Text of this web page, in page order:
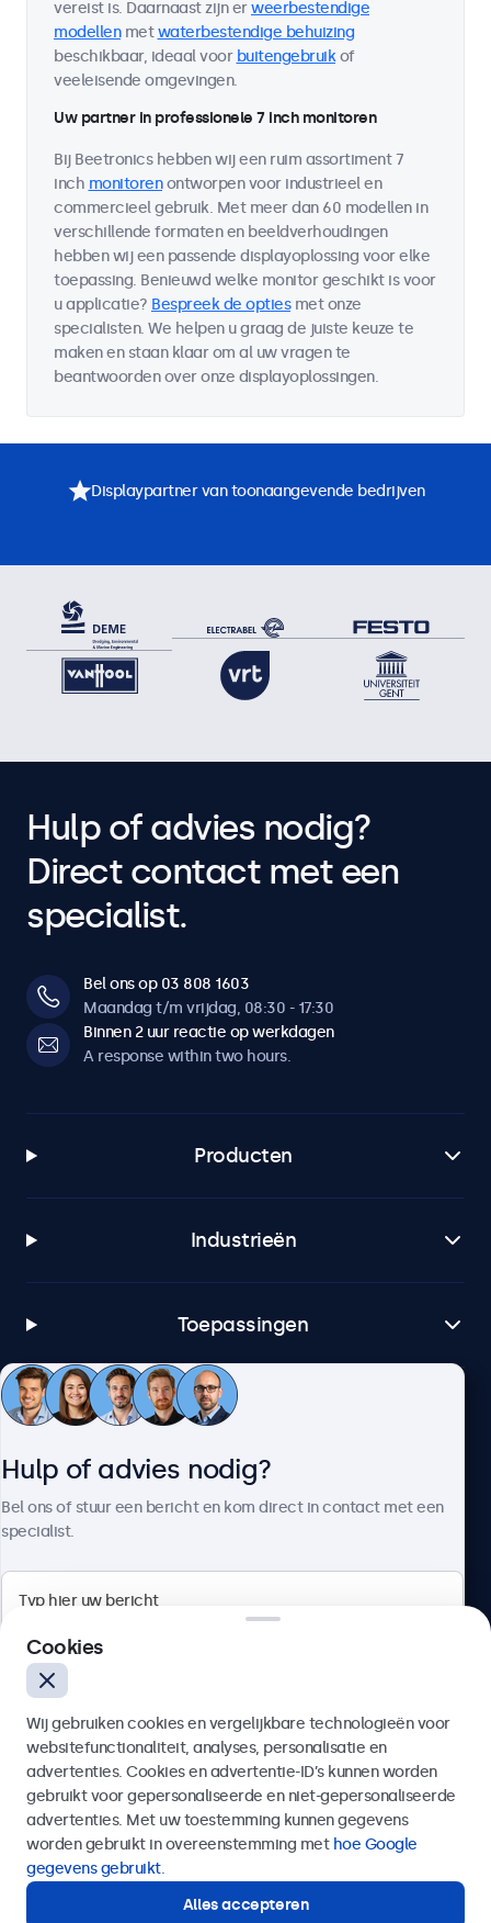
vereist is. Daarnaast zijn erweerbestendige
modellenmetwaterbestendige behuizing
beschikbaar, ideaal voor buitengebruikof
veeleisende omgevingen.
Uw partner in professionele 7 inch monitoren
Bij Beetronics hebben wij een ruim assortiment 7
inch monitorenontworpen voor industrieel en
commercieel gebruik. Met meer dan 60 modellen in
verschillende formaten en beeldverhoudingen
hebben wij een passende displayoplossing voor elke
toepassing. Benieuwd welke monitor geschikt is voor
u applicatie? Bespreek de optiesmet onze
specialisten. We helpen u graag de juiste keuze te
maken en staan klaar om al uw vragen te
beantwoorden over onze displayoplossingen.
Displaypartner van toonaangevende bedrijven
Hulp of advies nodig?
Direct contact met een
specialist.
Bel ons op 03 808 1603
Maandag t/m vrijdag, 08:30 - 17:30
Binnen 2 uur reactie op werkdagen
A response within two hours.
Producten
Industrieën
Toepassingen
Klantenservice
4.8/5 door 5000+ bedrijven
Nederlands
Hulp of advies nodig?
Bel ons of stuur een bericht en kom direct in contact met een
specialist.
Verzenden
Of bel ons op
Hulp of advies nodig?
Cookies
Wij gebruiken cookies en vergelijkbare technologieën voor
websitefunctionaliteit, analyses, personalisatie en
advertenties. Cookies en advertentie-ID’s kunnen worden
gebruikt voor gepersonaliseerde en niet-gepersonaliseerde
advertenties. Met uw toestemming kunnen gegevens
worden gebruikt in overeenstemming met hoe Google
gegevens gebruikt.
Alles accepteren